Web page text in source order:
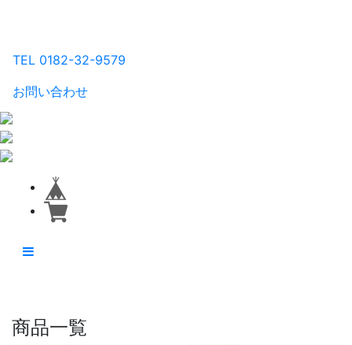
TEL 0182-32-9579
お問い合わせ
商品一覧